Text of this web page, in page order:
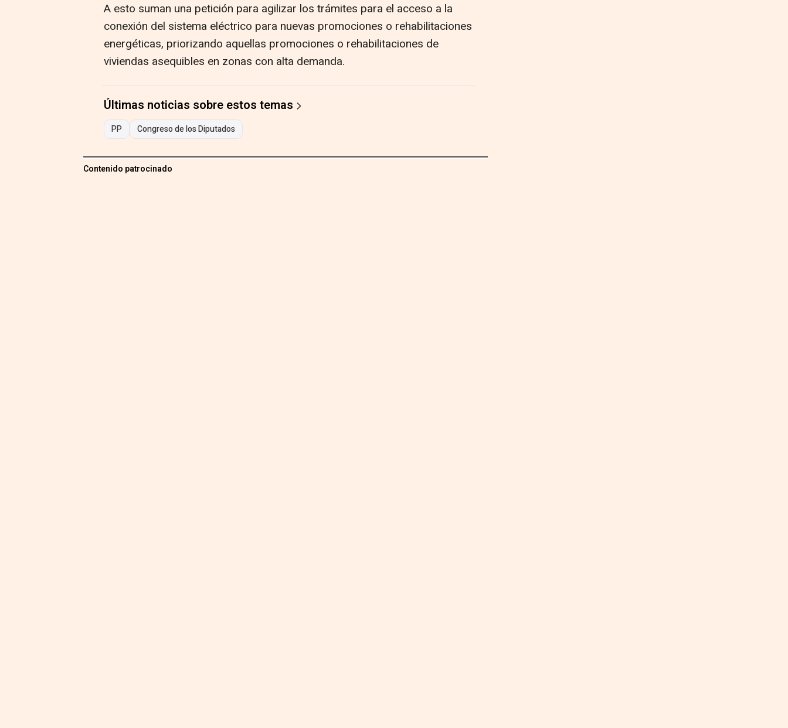
A esto suman una petición para agilizar los trámites para el acceso a la
conexión del sistema eléctrico para nuevas promociones o rehabilitaciones
energéticas, priorizando aquellas promociones o rehabilitaciones de
viviendas asequibles en zonas con alta demanda.
Últimas noticias sobre estos temas
PP Congreso de los Diputados
Contenido patrocinado